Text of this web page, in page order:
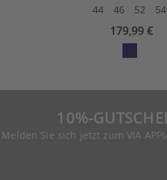
44 46 52 54
179,99 €
10%-
Melden Sie sich jetzt zum VIA